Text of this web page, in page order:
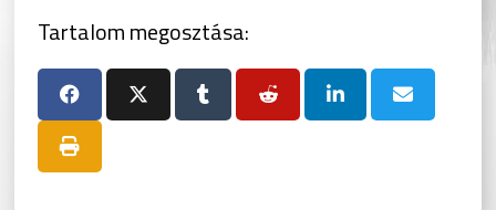
Tartalom megosztása: